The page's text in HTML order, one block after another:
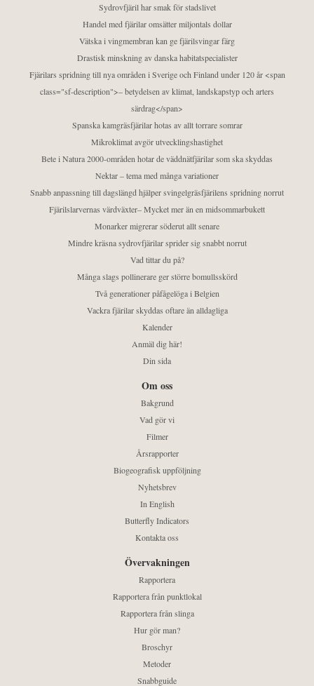
Sydrovfjäril har smak för stadslivet
Handel med fjärilar omsätter miljontals dollar
Vätska i vingmembran kan ge fjärilsvingar färg
Drastisk minskning av danska habitatspecialister
Fjärilars spridning till nya områden i Sverige och Finland under 120 år <span
class="sf-description">– betydelsen av klimat, landskapstyp och arters
särdrag</span>
Spanska kamgräsfjärilar hotas av allt torrare somrar
Mikroklimat avgör utvecklingshastighet
Bete i Natura 2000-områden hotar de väddnätfjärilar som ska skyddas
Nektar – tema med många variationer
Snabb anpassning till dagslängd hjälper svingelgräsfjärilens spridning norrut
Fjärilslarvernas värdväxter– Mycket mer än en midsommarbukett
Monarker migrerar söderut allt senare
Mindre kräsna sydrovfjärilar sprider sig snabbt norrut
Vad tittar du på?
Många slags pollinerare ger större bomullsskörd
Två generationer påfågelöga i Belgien
Vackra fjärilar skyddas oftare än alldagliga
Kalender
Anmäl dig här!
Din sida
Om oss
Bakgrund
Vad gör vi
Filmer
Årsrapporter
Biogeografisk uppföljning
Nyhetsbrev
In English
Butterfly Indicators
Kontakta oss
Övervakningen
Rapportera
Rapportera från punktlokal
Rapportera från slinga
Hur gör man?
Broschyr
Metoder
Snabbguide